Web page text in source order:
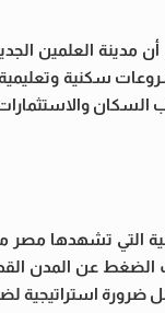
، أن مدينة
سكنية
التي تشهدها
الضغط عن المدن
ضرورة استراتيجية